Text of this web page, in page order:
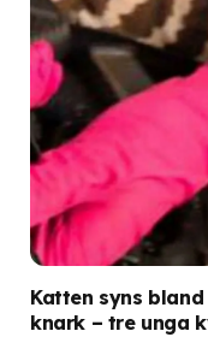
Katten syns
knark – tre unga